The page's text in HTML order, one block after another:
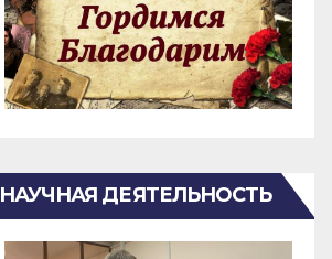
НАУЧНАЯ ДЕЯТЕЛЬНОСТЬ